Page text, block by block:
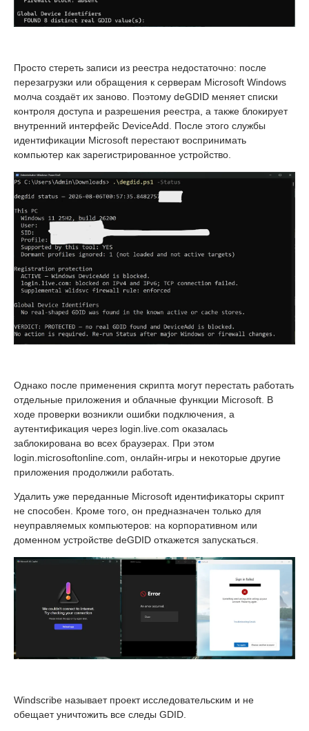
Просто стереть записи из реестра недостаточно: после
перезагрузки или обращения к серверам Microsoft Windows
молча создаёт их заново. Поэтому deGDID меняет списки
контроля доступа и разрешения реестра, а также блокирует
внутренний интерфейс DeviceAdd. После этого службы
идентификации Microsoft перестают воспринимать
компьютер как зарегистрированное устройство.
Однако после применения скрипта могут перестать работать
отдельные приложения и облачные функции Microsoft. В
ходе проверки возникли ошибки подключения, а
аутентификация через login.live.com оказалась
заблокирована во всех браузерах. При этом
login.microsoftonline.com, онлайн-игры и некоторые другие
приложения продолжили работать.
Удалить уже переданные Microsoft идентификаторы скрипт
не способен. Кроме того, он предназначен только для
неуправляемых компьютеров: на корпоративном или
доменном устройстве deGDID откажется запускаться.
Windscribe называет проект исследовательским и не
обещает уничтожить все следы GDID.